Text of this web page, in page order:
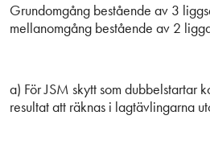
Grundomgång bestående av 3
mellanomgång bestående av 2
a) För JSM skytt som dubbelstartar
resultat att räknas i lagtävlingarna